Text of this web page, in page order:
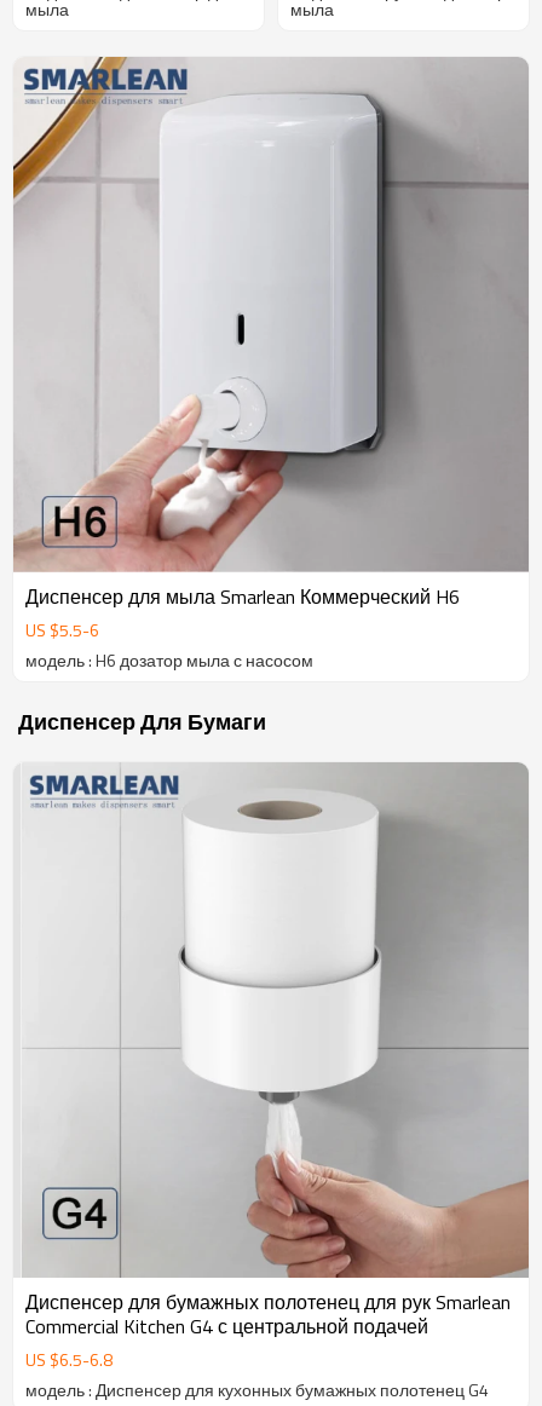
мыла мыла
Диспенсер для мыла Smarlean Коммерческий H6
US $5.5-6
модель : H6 дозатор мыла с насосом
Диспенсер Для Бумаги
Диспенсер для бумажных полотенец для рук Smarlean
Commercial Kitchen G4 с центральной подачей
US $6.5-6.8
модель : Диспенсер для кухонных бумажных полотенец G4